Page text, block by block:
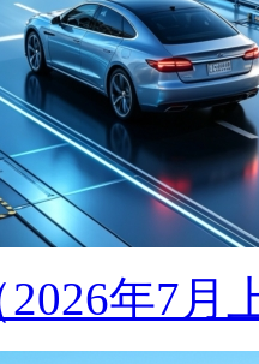
年7月